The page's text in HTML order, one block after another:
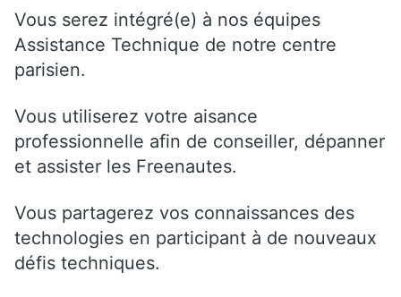
Vous serez intégré(e) à nos équipes
Assistance Technique de notre centre
parisien.
Vous utiliserez votre aisance
professionnelle afin de conseiller, dépanner
et assister les Freenautes.
Vous partagerez vos connaissances des
technologies en participant à de nouveaux
défis techniques.